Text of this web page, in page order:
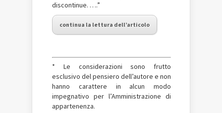
discontinue. ….”
continua la lettura dell’articolo
* Le considerazioni sono frutto
esclusivo del pensiero dell’autore e non
hanno carattere in alcun modo
impegnativo per l’Amministrazione di
appartenenza.